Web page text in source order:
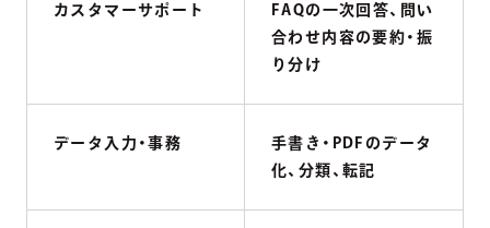
カスタマーサポート
FAQの一次回答、問い
合わせ内容の要約・振
り分け
データ入力・事務
手書き・PDFのデータ
化、分類、転記